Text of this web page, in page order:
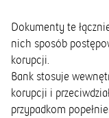
Dokumenty te
nich sposób
korupcji.
Bank stosuje
korupcji i
przypadkom